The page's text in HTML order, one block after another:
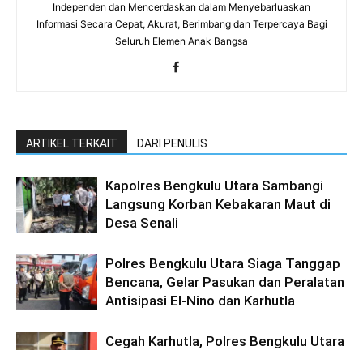
Independen dan Mencerdaskan dalam Menyebarluaskan
Informasi Secara Cepat, Akurat, Berimbang dan Terpercaya Bagi
Seluruh Elemen Anak Bangsa
ARTIKEL TERKAIT DARI PENULIS
Kapolres Bengkulu Utara Sambangi
Langsung Korban Kebakaran Maut di
Desa Senali
Polres Bengkulu Utara Siaga Tanggap
Bencana, Gelar Pasukan dan Peralatan
Antisipasi El-Nino dan Karhutla
Cegah Karhutla, Polres Bengkulu Utara